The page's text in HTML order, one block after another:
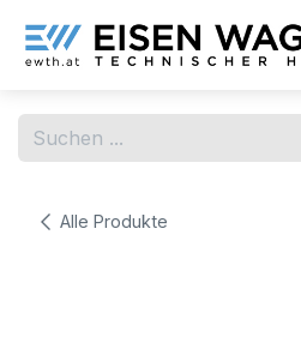
Alle Produkte